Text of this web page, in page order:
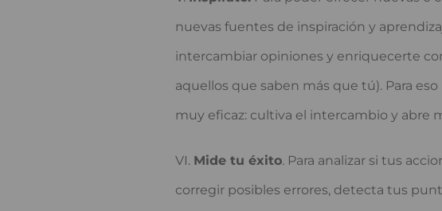
nuevas fuentes de inspiración y
intercambiar opiniones y enriquecerte
aquellos que saben más que tú). Para
muy eficaz: cultiva el intercambio y abre
Mide tu éxito. Para analizar si tus
corregir posibles errores, detecta tus